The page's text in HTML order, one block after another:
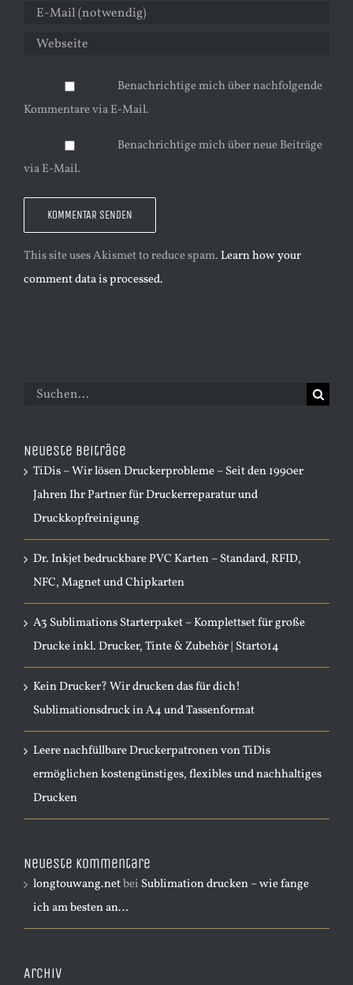
Benachrichtige mich über nachfolgende
Kommentare via E-Mail.
Benachrichtige mich über neue Beiträge
via E-Mail.
This site uses Akismet to reduce spam. Learn how your
comment data is processed.
Suche
Neueste Beiträge
TiDis – Wir lösen Druckerprobleme – Seit den 1990er
Jahren Ihr Partner für Druckerreparatur und
Druckkopfreinigung
Dr. Inkjet bedruckbare PVC Karten – Standard, RFID,
NFC, Magnet und Chipkarten
A3 Sublimations Starterpaket – Komplettset für große
Drucke inkl. Drucker, Tinte & Zubehör | Start014
Kein Drucker? Wir drucken das für dich!
Sublimationsdruck in A4 und Tassenformat
Leere nachfüllbare Druckerpatronen von TiDis
ermöglichen kostengünstiges, flexibles und nachhaltiges
Drucken
Neueste Kommentare
longtouwang.netbei Sublimation drucken – wie fange
ich am besten an…
Archiv